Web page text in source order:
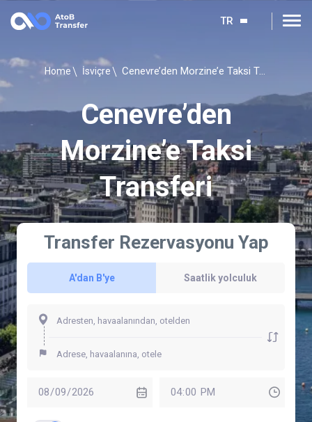
TR
Home İsviçre Cenevre’den Morzine’e Taksi Transferi
Cenevre’den
Morzine’e Taksi
Transferi
Transfer Rezervasyonu Yap
A'dan B'ye Saatlik yolculuk